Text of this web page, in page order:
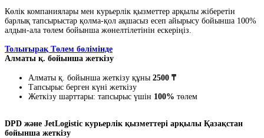
Көлік компаниялары мен курьерлік қызметтер арқылы жіберетін
барлық тапсырыстар қолма-қол ақшасыз есеп айырысу бойынша 100%
алдын-ала төлем бойынша жөнелтілетінін ескеріңіз.
Толығырақ Төлем бөлімінде
Алматы қ. бойынша жеткізу
Алматы қ. бойынша жеткізу құны 2500 ₸
Тапсырыс берген күні жеткізу
Жеткізу шарттары: тапсырыс үшін 100% төлем
DPD және JetLogistic курьерлік қызметтері арқылы Қазақстан
бойынша жеткізу